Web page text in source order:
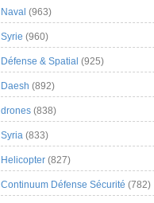
Naval (963)
Syrie (960)
Défense & Spatial (925)
Daesh (892)
drones (838)
Syria (833)
Helicopter (827)
Continuum Défense Sécurité (782)